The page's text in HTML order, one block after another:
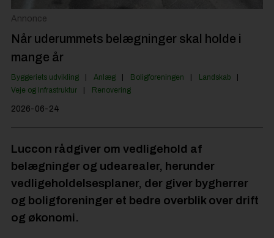
Annonce
Når uderummets belægninger skal holde i
mange år
Byggeriets udvikling Anlæg Boligforeningen
Landskab
Veje og Infrastruktur
Renovering
2026-06-24
Luccon rådgiver om vedligehold af
belægninger og udearealer, herunder
vedligeholdelsesplaner, der giver bygherrer
og boligforeninger et bedre overblik over drift
og økonomi.